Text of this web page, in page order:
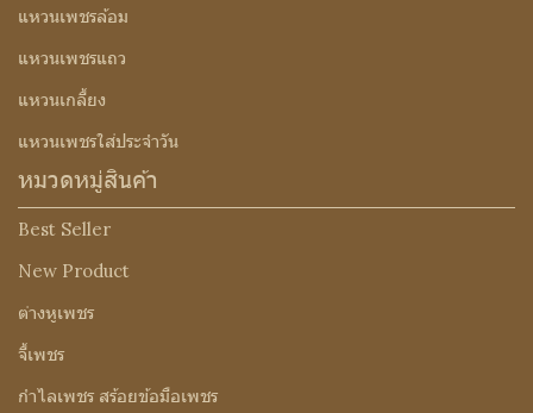
แหวนเพชรล้อม
แหวนเพชรแถว
แหวนเกลี้ยง
แหวนเพชรใส่ประจำวัน
หมวดหมู่สินค้า
Best Seller
New Product
ต่างหูเพชร
จี้เพชร
กำไลเพชร สร้อยข้อมือเพชร